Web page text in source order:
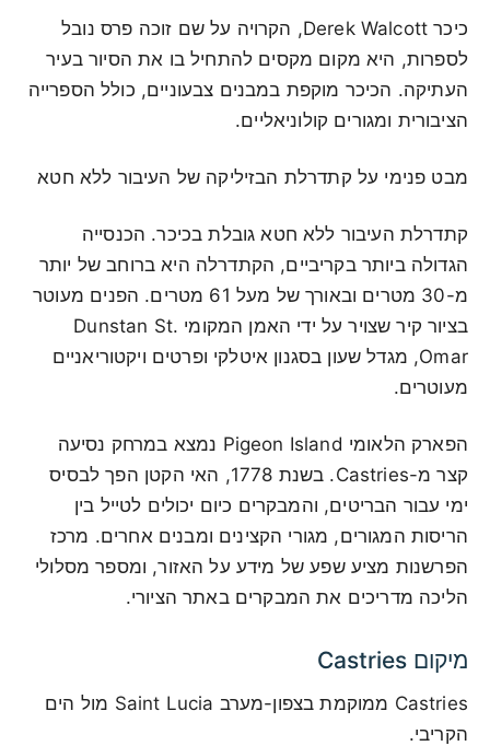
כיכר Derek Walcott, הקרויה על שם זוכה פרס נובל
לספרות, היא מקום מקסים להתחיל בו את הסיור בעיר
העתיקה. הכיכר מוקפת במבנים צבעוניים, כולל הספרייה
הציבורית ומגורים קולוניאליים.
מבט פנימי על קתדרלת הבזיליקה של העיבור ללא חטא
קתדרלת העיבור ללא חטא גובלת בכיכר. הכנסייה
הגדולה ביותר בקריביים, הקתדרלה היא ברוחב של יותר
מ-30 מטרים ובאורך של מעל 61 מטרים. הפנים מעוטר
בציור קיר שצויר על ידי האמן המקומי Dunstan St.
Omar, מגדל שעון בסגנון איטלקי ופרטים ויקטוריאניים
מעוטרים.
הפארק הלאומי Pigeon Island נמצא במרחק נסיעה
קצר מ-Castries. בשנת 1778, האי הקטן הפך לבסיס
ימי עבור הבריטים, והמבקרים כיום יכולים לטייל בין
הריסות המגורים, מגורי הקצינים ומבנים אחרים. מרכז
הפרשנות מציע שפע של מידע על האזור, ומספר מסלולי
הליכה מדריכים את המבקרים באתר הציורי.
מיקום Castries
Castries ממוקמת בצפון-מערב Saint Lucia מול הים
הקריבי.